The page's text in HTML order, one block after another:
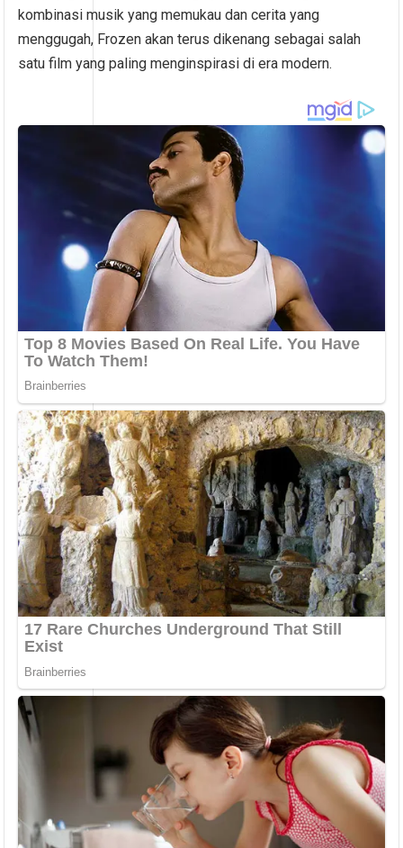
kombinasi musik yang memukau dan cerita yang
menggugah, Frozen akan terus dikenang sebagai salah
satu film yang paling menginspirasi di era modern.